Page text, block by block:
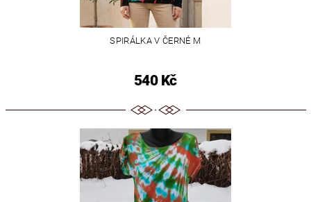
SPIRÁLKA V ČERNÉ M
540 Kč